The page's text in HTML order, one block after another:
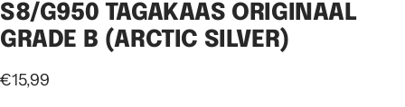
S8/G950 TAGAKAAS ORIGINAAL
GRADE B (ARCTIC SILVER)
Soodushind
€15,99